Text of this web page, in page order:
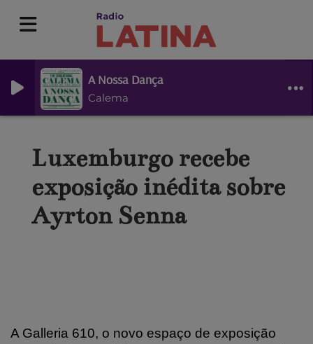
A Nossa Dança
Calema
Luxemburgo recebe
exposição inédita sobre
Ayrton Senna
A Galleria 610, o novo espaço de exposição